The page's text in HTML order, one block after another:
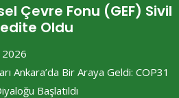
Çevre Fonu (GEF) Sivil
Oldu